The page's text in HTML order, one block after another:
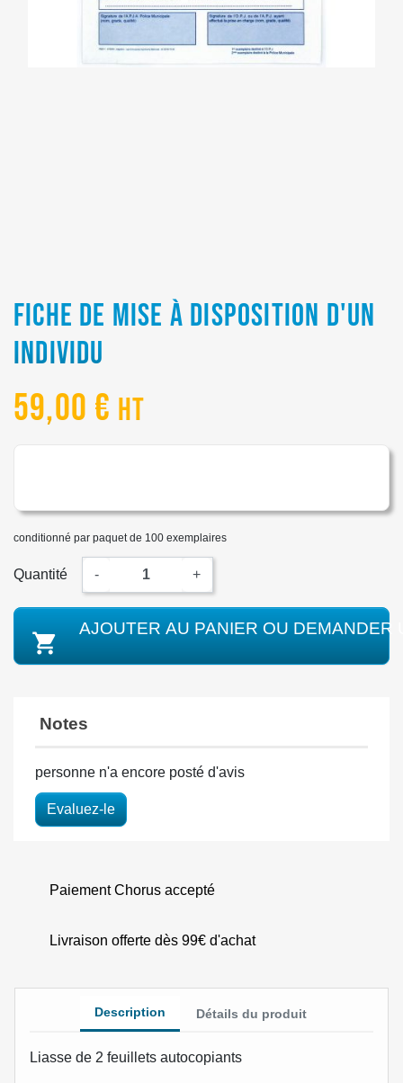
FICHE DE MISE À DISPOSITION D'UN
INDIVIDU
59,00 € HT
conditionné par paquet de 100 exemplaires
Quantité - +

AJOUTER AU PANIER OU DEMANDER
Notes
personne n'a encore posté d'avis
Evaluez-le
Paiement Chorus accepté
Livraison offerte dès 99€ d'achat
Description Détails du produit
Liasse de 2 feuillets autocopiants